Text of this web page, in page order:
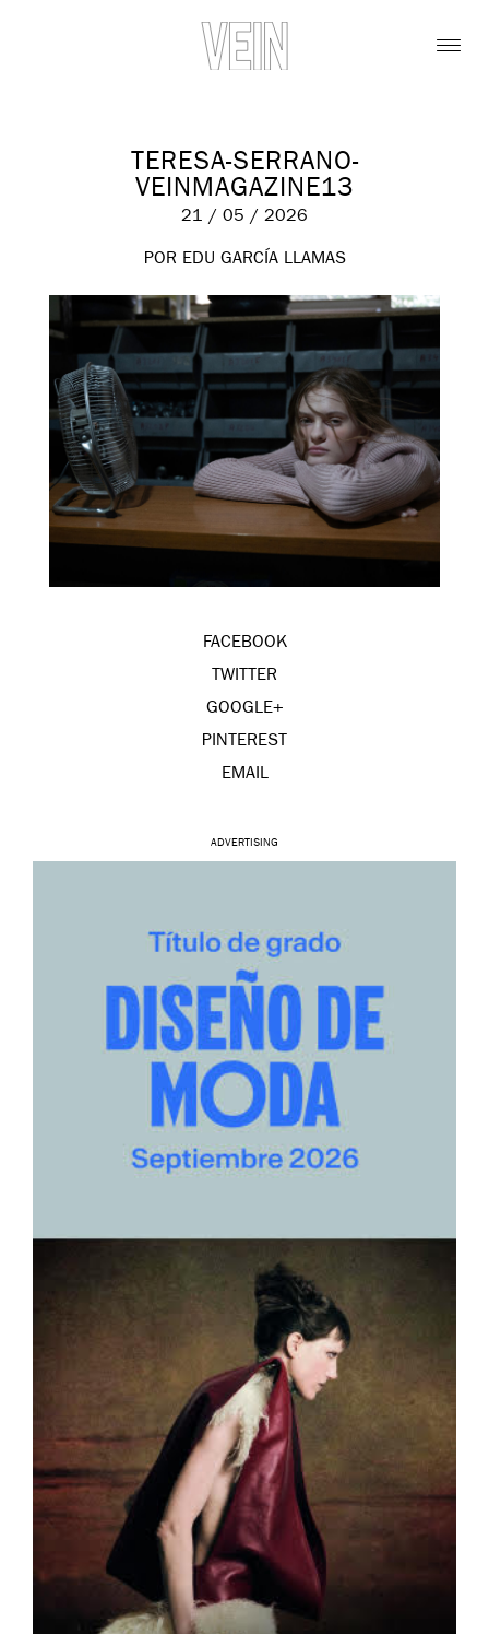
TERESA-SERRANO-
VEINMAGAZINE13
21 / 05 / 2026
POR EDU GARCÍA LLAMAS
FACEBOOK
TWITTER
GOOGLE+
PINTEREST
EMAIL
ADVERTISING